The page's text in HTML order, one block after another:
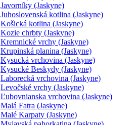
Javorníky (Jaskyne)
Juhoslovenská kotlina (Jaskyne)
Košická kotlina (Jaskyne)
Kozie chrbty (Jaskyne)
Kremnické vrchy (Jaskyne)
Krupinská planina (Jaskyne)
Kysucká vrchovina (Jaskyne)
Kysucké Beskydy (Jaskyne)
Laborecká vrchovina (Jaskyne)
Levočské vrchy (Jaskyne)
Ľubovnianska vrchovina (Jaskyne)
Malá Fatra (Jaskyne)
Malé Karpaty (Jaskyne)